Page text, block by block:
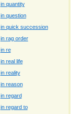
in quantity
in question
in quick succession
in rag order
in re
in real life
in reality
in reason
in regard
in regard to